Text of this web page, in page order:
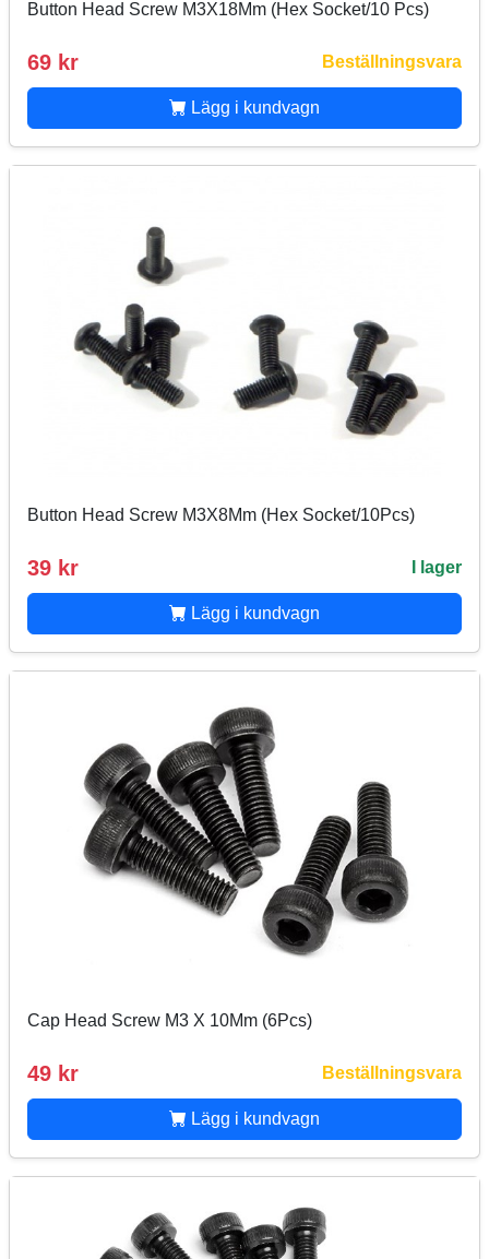
Button Head Screw M3X18Mm (Hex Socket/10 Pcs)
69 kr Beställningsvara
Lägg i kundvagn
Button Head Screw M3X8Mm (Hex Socket/10Pcs)
39 kr I lager
Lägg i kundvagn
Cap Head Screw M3 X 10Mm (6Pcs)
49 kr Beställningsvara
Lägg i kundvagn